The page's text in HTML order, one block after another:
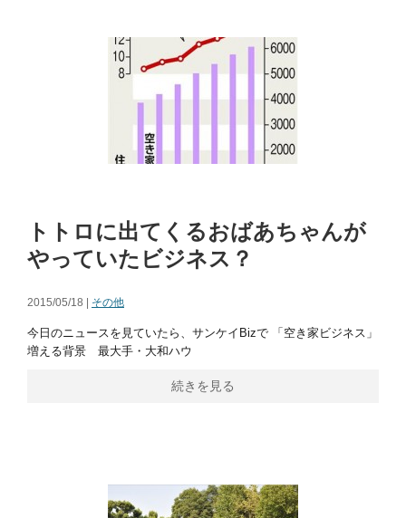
トトロに出てくるおばあちゃんが
やっていたビジネス？
2015/05/18 | その他
今日のニュースを見ていたら、サンケイBizで 「空き家ビジネス」
増える背景 最大手・大和ハウ
続きを見る